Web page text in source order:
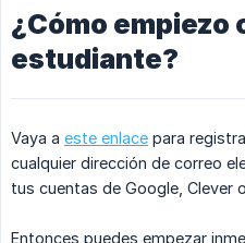
¿Cómo empiezo
estudiante?
Vaya a este enlace para
cualquier dirección de correo
tus cuentas de Google, Clever
Entonces puedes empezar